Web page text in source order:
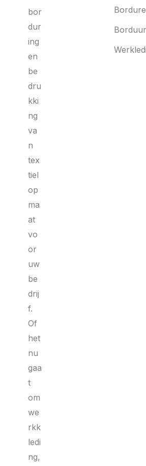
bor
dur
ing
en
be
dru
kki
ng
va
n
tex
tiel
op
ma
at
vo
or
uw
be
drij
f.
Of
het
nu
gaa
t
om
we
rkk
ledi
ng,